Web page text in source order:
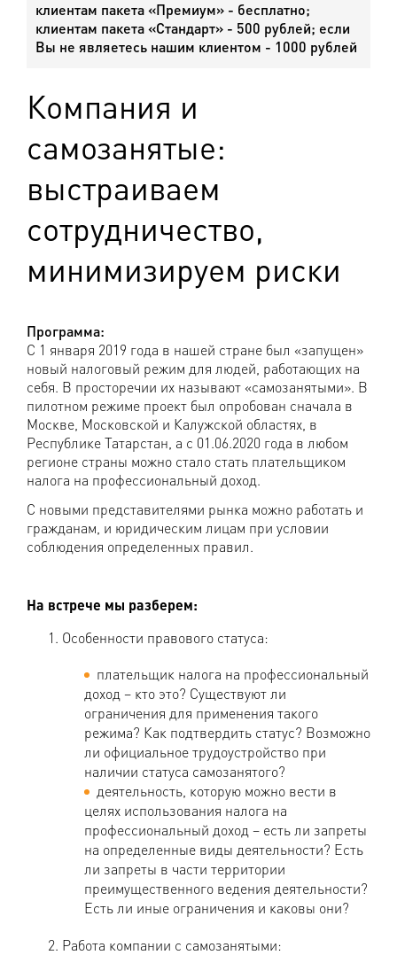
клиентам пакета «Премиум» - бесплатно;
клиентам пакета «Стандарт» - 500 рублей; если
Вы не являетесь нашим клиентом - 1000 рублей
Компания и
самозанятые:
выстраиваем
сотрудничество,
минимизируем риски
Программа:
С 1 января 2019 года в нашей стране был «запущен»
новый налоговый режим для людей, работающих на
себя. В просторечии их называют «самозанятыми». В
пилотном режиме проект был опробован сначала в
Москве, Московской и Калужской областях, в
Республике Татарстан, а с 01.06.2020 года в любом
регионе страны можно стало стать плательщиком
налога на профессиональный доход.
С новыми представителями рынка можно работать и
гражданам, и юридическим лицам при условии
соблюдения определенных правил.
На встрече мы разберем:
Особенности правового статуса:
плательщик налога на профессиональный
доход – кто это? Существуют ли
ограничения для применения такого
режима? Как подтвердить статус? Возможно
ли официальное трудоустройство при
наличии статуса самозанятого?
деятельность, которую можно вести в
целях использования налога на
профессиональный доход – есть ли запреты
на определенные виды деятельности? Есть
ли запреты в части территории
преимущественного ведения деятельности?
Есть ли иные ограничения и каковы они?
Работа компании с самозанятыми: